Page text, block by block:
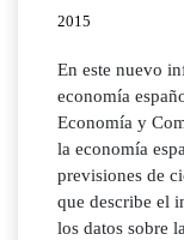
2015
En este nuevo
economía
Economía y
la economía
previsiones de
que describe el
los datos sobre